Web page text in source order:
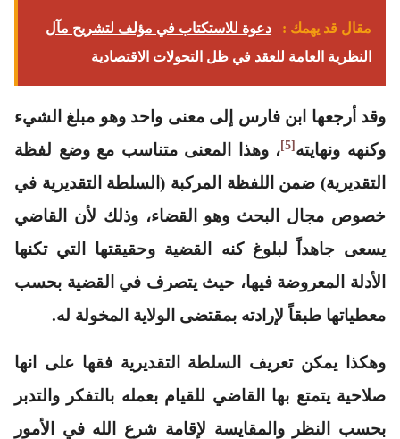
مقال قد يهمك :
دعوة للاستكتاب في مؤلف لتشريح مآل
النظرية العامة للعقد في ظل التحولات الاقتصادية
وقد أرجعها ابن فارس إلى معنى واحد وهو مبلغ الشيء
وكنهه ونهايته [5]
، وهذا المعنى متناسب مع وضع لفظة
التقديرية) ضمن اللفظة المركبة (السلطة التقديرية في
خصوص مجال البحث وهو القضاء، وذلك لأن القاضي
يسعى جاهداً لبلوغ كنه القضية وحقيقتها التي تكنها
الأدلة المعروضة فيها، حيث يتصرف في القضية بحسب
معطياتها طبقاً لإرادته بمقتضى الولاية المخولة له.
وهكذا يمكنتعريف السلطة التقديرية فقهاعلى انها
صلاحية يتمتع بها القاضي للقيام بعمله بالتفكر والتدبر
بحسب النظر والمقايسة لإقامة شرع الله في الأمور